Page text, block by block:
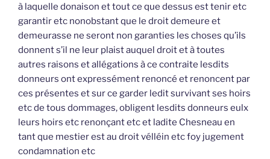
à laquelle donaison et tout ce que dessus est tenir etc
garantir etc nonobstant que le droit demeure et
demeurasse ne seront non garanties les choses qu’ils
donnent s’il ne leur plaist auquel droit et à toutes
autres raisons et allégations à ce contraite lesdits
donneurs ont expressément renoncé et renoncent par
ces présentes et sur ce garder ledit survivant ses hoirs
etc de tous dommages, obligent lesdits donneurs eulx
leurs hoirs etc renonçant etc et ladite Chesneau en
tant que mestier est au droit vélléin etc foy jugement
condamnation etc